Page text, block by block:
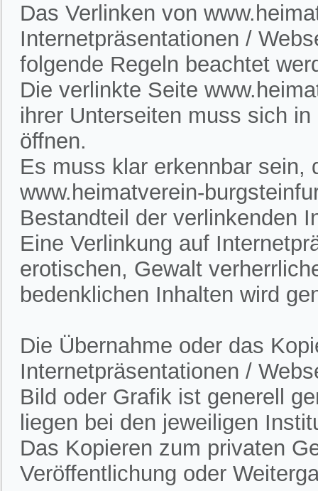
Das Verlinken von
Internetpräsentationen /
folgende Regeln beachtet
Die verlinkte Seite
ihrer Unterseiten muss sich
öffnen.
Es muss klar erkennbar sein,
www.heimatverein-
Bestandteil der verlinkenden
Eine Verlinkung auf
erotischen, Gewalt
bedenklichen Inhalten wird
Die Übernahme oder das
Internetpräsentationen /
Bild oder Grafik ist generell
liegen bei den jeweiligen
Das Kopieren zum privaten
Veröffentlichung oder